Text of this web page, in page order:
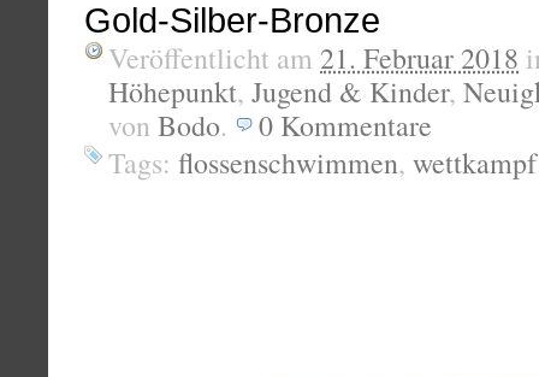
Gold-Silber-Bronze
Veröffentlicht am 21. Februar 2018
Höhepunkt, Jugend & Kinder,
von Bodo. 0 Kommentare
Tags: flossenschwimmen, wettkampf